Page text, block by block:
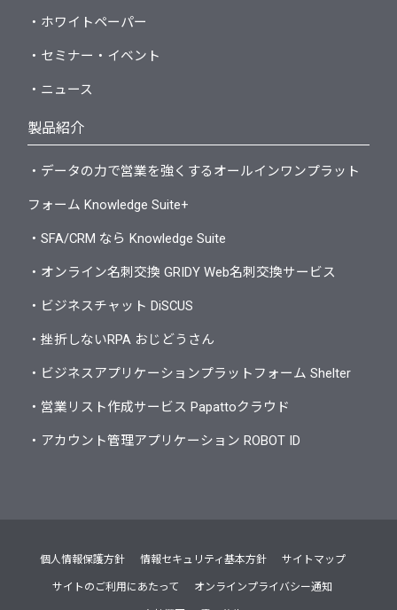
・ホワイトペーパー
・セミナー・イベント
・ニュース
製品紹介
・データの力で営業を強くするオールインワンプラット
フォーム Knowledge Suite+
・SFA/CRM なら Knowledge Suite
・オンライン名刺交換 GRIDY Web名刺交換サービス
・ビジネスチャット DiSCUS
・挫折しないRPA おじどうさん
・ビジネスアプリケーションプラットフォーム Shelter
・営業リスト作成サービス Papattoクラウド
・アカウント管理アプリケーション ROBOT ID
個人情報保護方針 情報セキュリティ基本方針 サイトマップ
サイトのご利用にあたって オンラインプライバシー通知